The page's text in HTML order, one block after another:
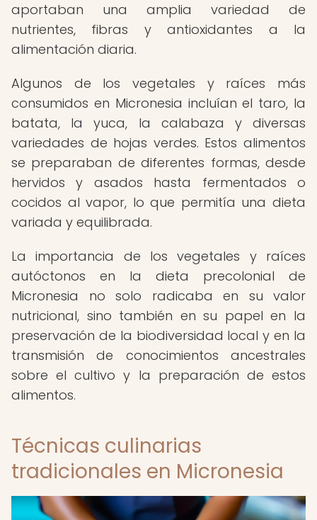
aportaban una amplia variedad de
nutrientes, fibras y antioxidantes a la
alimentación diaria.
Algunos de los vegetales y raíces más
consumidos en Micronesia incluían el taro, la
batata, la yuca, la calabaza y diversas
variedades de hojas verdes. Estos alimentos
se preparaban de diferentes formas, desde
hervidos y asados hasta fermentados o
cocidos al vapor, lo que permitía una dieta
variada y equilibrada.
La importancia de los vegetales y raíces
autóctonos en la dieta precolonial de
Micronesia no solo radicaba en su valor
nutricional, sino también en su papel en la
preservación de la biodiversidad local y en la
transmisión de conocimientos ancestrales
sobre el cultivo y la preparación de estos
alimentos.
Técnicas culinarias
tradicionales en Micronesia